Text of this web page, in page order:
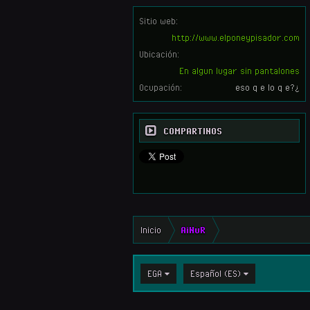
Sitio web:
http://www.elponeypisador.com
Ubicación:
En algun lugar sin pantalones
Ocupación:
eso q e lo q e?¿
COMPARTINOS
Inicio AiNuR
EGA Español (ES)